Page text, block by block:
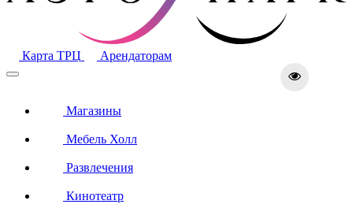
Карта ТРЦ Арендаторам
Магазины
Мебель Холл
Развлечения
Кинотеатр